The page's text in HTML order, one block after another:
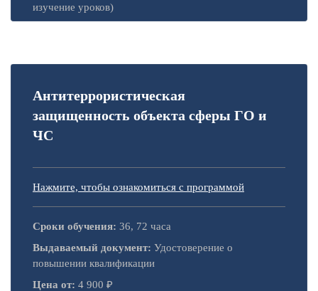
изучение уроков)
Антитеррористическая
защищенность объекта сферы ГО и
ЧС
Нажмите, чтобы ознакомиться с программой
Сроки обучения: 36, 72 часа
Выдаваемый документ: Удостоверение о
повышении квалификации
Цена от: 4 900 ₽